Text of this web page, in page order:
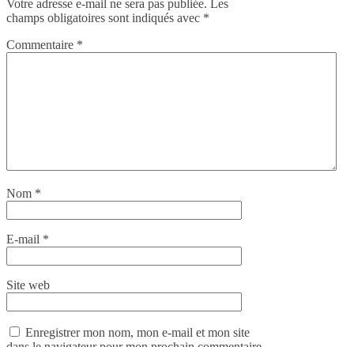
Votre adresse e-mail ne sera pas publiée.
Les
champs obligatoires sont indiqués avec *
Commentaire *
Nom *
E-mail *
Site web
Enregistrer mon nom, mon e-mail et mon site